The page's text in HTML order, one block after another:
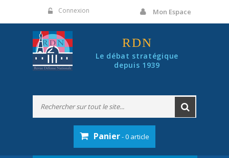
Connexion Mon Espace
RDN
Le débat stratégique
depuis 1939
Panier- 0 article